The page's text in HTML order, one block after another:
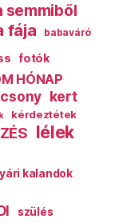
semmiből
fája babaváró
fotók
HÓNAP
kert
kérdeztétek
lélek
kalandok
szülés